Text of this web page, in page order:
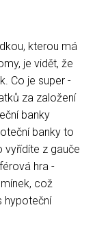
kterou má
je vidět, že
Co je super -
za založení
banky
banky to
vyřídíte z gauče
hra -
což
hypoteční